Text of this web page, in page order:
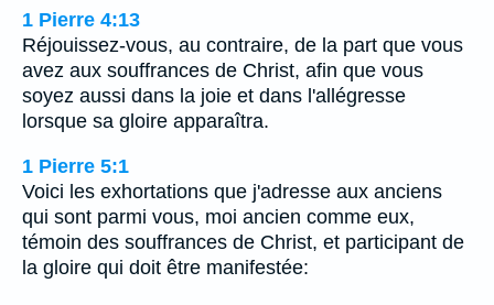
1 Pierre 4:13
Réjouissez-vous, au contraire, de la part que vous
avez aux souffrances de Christ, afin que vous
soyez aussi dans la joie et dans l'allégresse
lorsque sa gloire apparaîtra.
1 Pierre 5:1
Voici les exhortations que j'adresse aux anciens
qui sont parmi vous, moi ancien comme eux,
témoin des souffrances de Christ, et participant de
la gloire qui doit être manifestée: